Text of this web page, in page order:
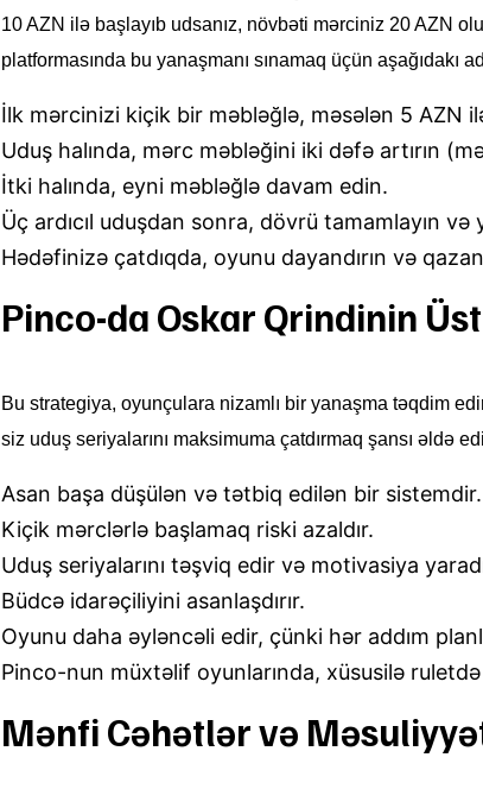
10 AZN ilə başlayıb udsanız, növbəti mərciniz 20 AZN
platformasında bu yanaşmanı sınamaq üçün aşağıdakı
İlk mərcinizi kiçik bir məbləğlə, məsələn 5 AZN
Uduş halında, mərc məbləğini iki dəfə artırın
İtki halında, eyni məbləğlə davam edin.
Üç ardıcıl uduşdan sonra, dövrü tamamlayın və
Hədəfinizə çatdıqda, oyunu dayandırın və
Pinco-da Oskar Qrindinin
Bu strategiya, oyunçulara nizamlı bir yanaşma təqdim
siz uduş seriyalarını maksimuma çatdırmaq şansı əldə
Asan başa düşülən və tətbiq edilən bir sistemdir.
Kiçik mərclərlə başlamaq riski azaldır.
Uduş seriyalarını təşviq edir və motivasiya
Büdcə idarəçiliyini asanlaşdırır.
Oyunu daha əyləncəli edir, çünki hər addım
Pinco-nun müxtəlif oyunlarında, xüsusilə
Mənfi Cəhətlər və